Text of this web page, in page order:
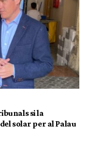
si la
solar per al Palau